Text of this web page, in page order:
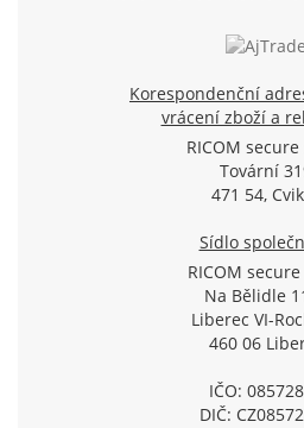
Korespondenční
vrácení zboží a
RICOM secure
Tovární
471 54,
Sídlo
RICOM
Na Bělidle
Liberec VI-
460 06
IČO:
DIČ: